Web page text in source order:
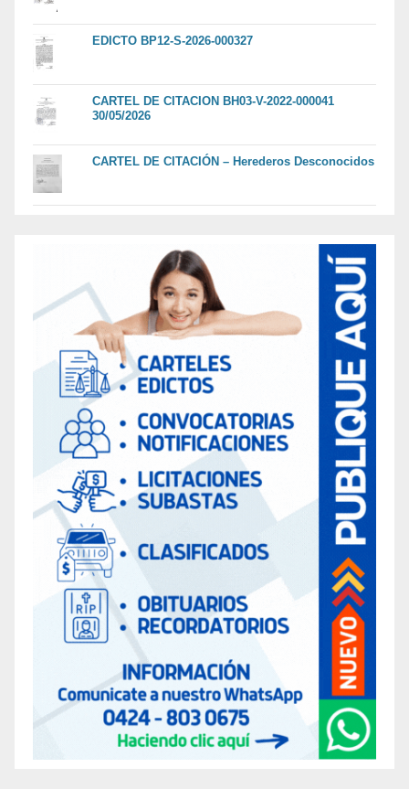
EDICTO BP12-S-2026-000327
CARTEL DE CITACION BH03-V-2022-000041
30/05/2026
CARTEL DE CITACIÓN – Herederos Desconocidos